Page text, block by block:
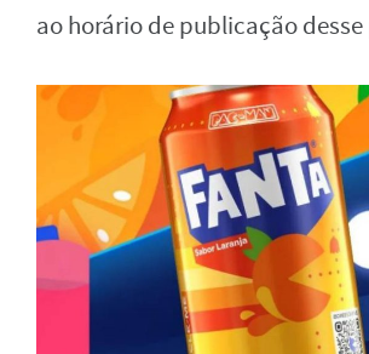
ao horário de publicação